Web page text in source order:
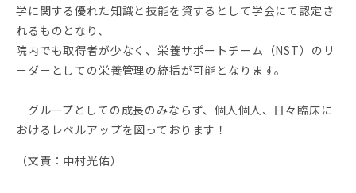
学に関する優れた知識と技能を資するとして学会にて認定さ
れるものとなり、
院内でも取得者が少なく、栄養サポートチーム（NST）のリ
ーダーとしての栄養管理の統括が可能となります。
グループとしての成長のみならず、個人個人、日々臨床に
おけるレベルアップを図っております！
（文責：中村光佑）